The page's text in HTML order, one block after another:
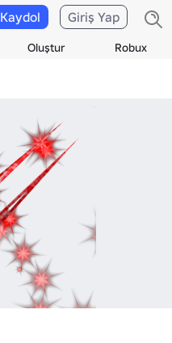
Oluştur Robux
Kaydol Giriş Yap